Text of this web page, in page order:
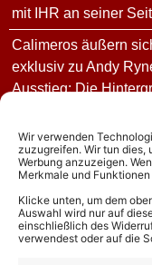
Wir verwenden
zuzugreifen. Wir tun dies,
Werbung anzuzeigen.
Merkmale und
Klicke unten, um dem
Auswahl wird nur auf
einschließlich des
verwendest oder auf die
mit IHR an seiner
Calimeros äußern
exklusiv zu Andy
Ausstieg: Die
Schlagerband
Andy Borg über neue
Das ist für ihn das
Kompliment